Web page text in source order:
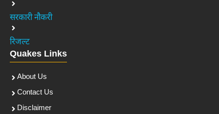
सरकारी नौकरी
रिजल्ट
Quakes Links
About Us
Contact Us
Disclaimer